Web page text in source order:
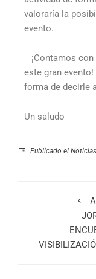
valoraría la
evento.
¡Contamos
este gran
forma de decirle
Un saludo
Publicado el Noticias